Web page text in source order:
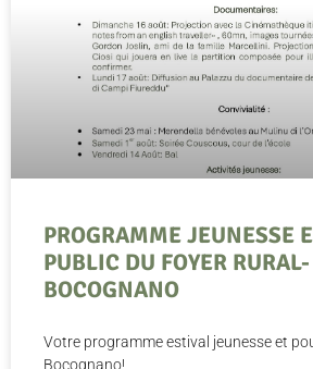
PROGRAMME JEUNESSE
PUBLIC DU FOYER
BOCOGNANO
Votre programme estival jeunesse et
Bocognano!